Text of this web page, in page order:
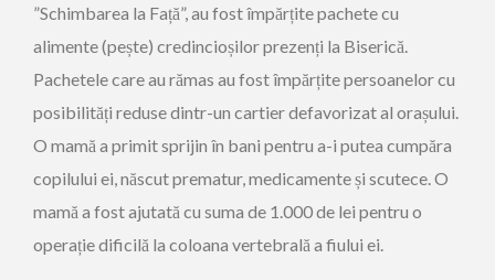
”Schimbarea la Față”, au fost împărțite pachete cu
alimente (pește) credincioșilor prezenți la Biserică.
Pachetele care au rămas au fost împărțite persoanelor cu
posibilități reduse dintr-un cartier defavorizat al orașului.
O mamă a primit sprijin în bani pentru a-i putea cumpăra
copilului ei, născut prematur, medicamente și scutece. O
mamă a fost ajutată cu suma de 1.000 de lei pentru o
operație dificilă la coloana vertebrală a fiului ei.